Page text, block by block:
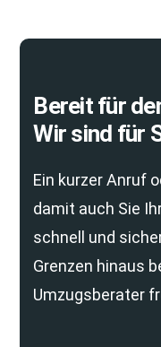
Bereit für
Wir sind für
Ein kurzer Anruf
damit auch Sie
schnell und
Grenzen hinaus
Umzugsberater